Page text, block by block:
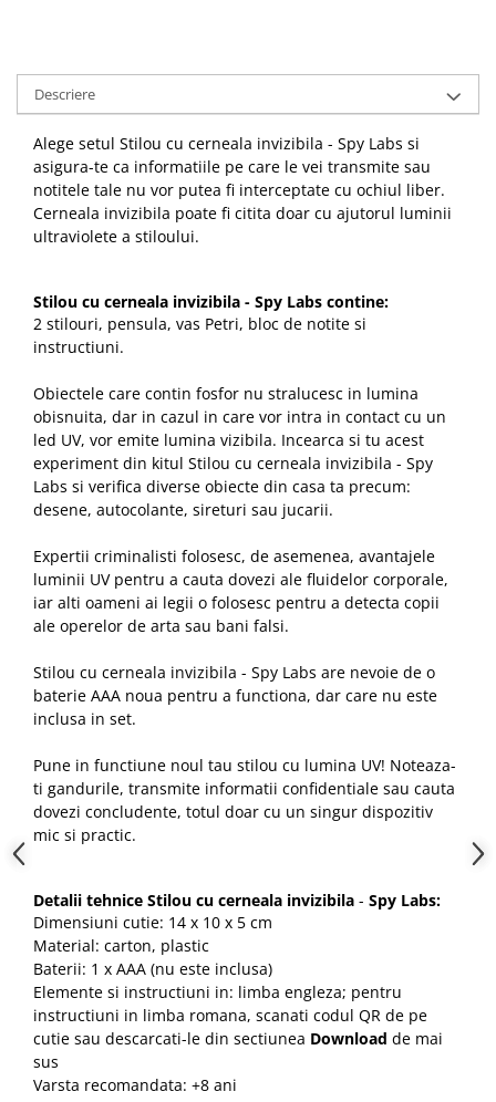
Descriere
Alege setul Stilou cu cerneala invizibila - Spy Labs si
asigura-te ca informatiile pe care le vei transmite sau
notitele tale nu vor putea fi interceptate cu ochiul liber.
Cerneala invizibila poate fi citita doar cu ajutorul luminii
ultraviolete a stiloului.
Stilou cu cerneala invizibila - Spy Labs contine:
2 stilouri, pensula, vas Petri, bloc de notite si
instructiuni.
Obiectele care contin fosfor nu stralucesc in lumina
obisnuita, dar in cazul in care vor intra in contact cu un
led UV, vor emite lumina vizibila. Incearca si tu acest
experiment din kitul Stilou cu cerneala invizibila - Spy
Labs si verifica diverse obiecte din casa ta precum:
desene, autocolante, sireturi sau jucarii.
Expertii criminalisti folosesc, de asemenea, avantajele
luminii UV pentru a cauta dovezi ale fluidelor corporale,
iar alti oameni ai legii o folosesc pentru a detecta copii
ale operelor de arta sau bani falsi.
Stilou cu cerneala invizibila - Spy Labs are nevoie de o
baterie AAA noua pentru a functiona, dar care nu este
inclusa in set.
Pune in functiune noul tau stilou cu lumina UV! Noteaza-
ti gandurile, transmite informatii confidentiale sau cauta
dovezi concludente, totul doar cu un singur dispozitiv
mic si practic.
Detalii tehnice Stilou cu cerneala invizibila - Spy Labs:
Dimensiuni cutie: 14 x 10 x 5 cm
Material: carton, plastic
Baterii: 1 x AAA (nu este inclusa)
Elemente si instructiuni in: limba engleza; pentru
instructiuni in limba romana, scanati codul QR de pe
cutie sau descarcati-le din sectiunea Download de mai
sus
Varsta recomandata: +8 ani